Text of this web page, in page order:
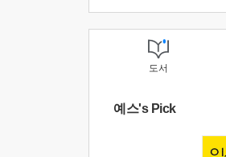
도서
예스's Pick